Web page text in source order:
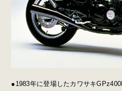
●1983年に登場したカワサキ